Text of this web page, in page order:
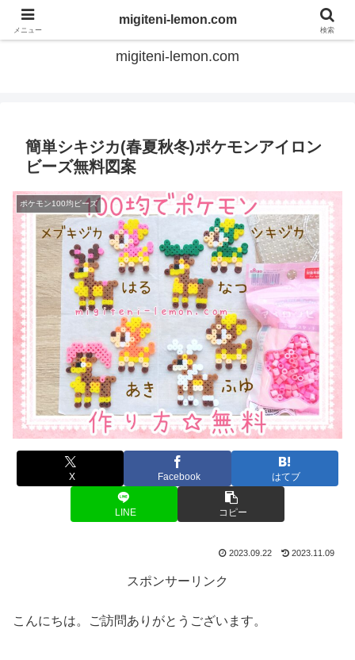
てのひらアイロンビーズ
migiteni-lemon.com
簡単シキジカ(春夏秋冬)ポケモンアイロン
ビーズ無料図案
ポケモン100均ビーズ
X Facebook はてブ
LINE コピー
2023.09.22 2023.11.09
スポンサーリンク
こんにちは。ご訪問ありがとうございます。
メニュー
migiteni-lemon.com
検索